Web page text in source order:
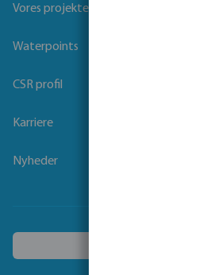
Vores projekter
Waterpoints
CSR profil
Karriere
Nyheder